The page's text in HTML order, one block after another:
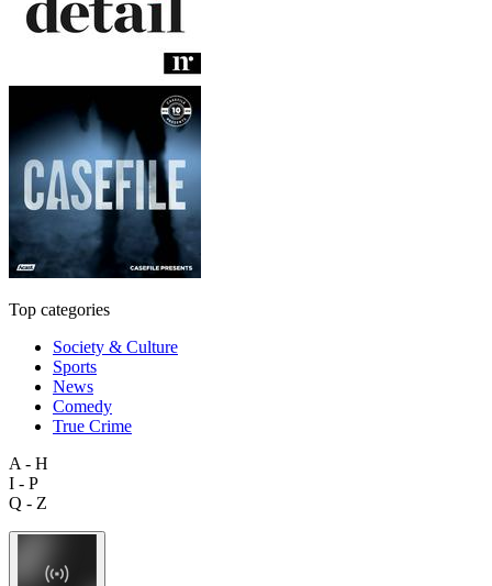
Top categories
Society & Culture
Sports
News
Comedy
True Crime
A - H
I - P
Q - Z